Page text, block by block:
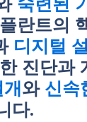
란트의
디지털
진단과
와 신속
다.